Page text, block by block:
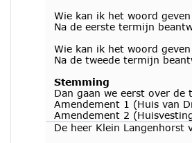
Wie kan ik het woord
Na de eerste termijn
Wie kan ik het woord
Na de tweede termijn
Stemming
Dan gaan we eerst over de
Amendement 1 (Huis van
Amendement 2
De heer Klein